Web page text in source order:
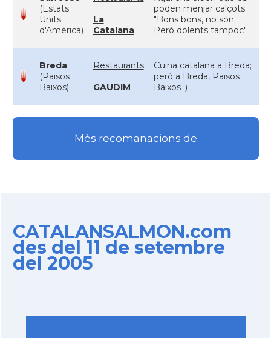
(Estats
Units
d'Amèrica)
La
Catalana
poden menjar calçots.
"Bons bons, no són.
Però dolents tampoc"
Breda
(Països
Baixos)
Restaurants
GAUDIM
Cuina catalana a Breda;
però a Breda, Paisos
Baixos ;)
Més recomanacions de
CATALANSALMON.com
des del 11 de setembre
del 2005